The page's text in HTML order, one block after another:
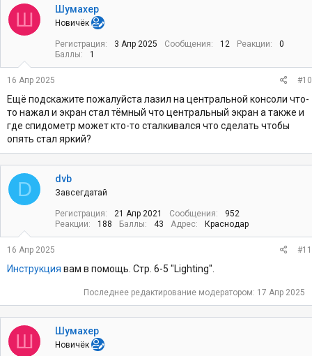
Ш Шумахер
Новичёк
Регистрация 3 Апр 2025 Сообщения 12 Реакции
0
Баллы
1
16 Апр 2025 #10
Ещё подскажите пожалуйста лазил на центральной консоли что-
то нажал и экран стал тёмный что центральный экран а также и
где спидометр может кто-то сталкивался что сделать чтобы
опять стал яркий?
D dvb
Завсегдатай
Регистрация 21 Апр 2021 Сообщения
952
Реакции
188 Баллы 43 Адрес Краснодар
16 Апр 2025 #11
Инструкция вам в помощь. Стр. 6-5 "Lighting".
Последнее редактирование модератором: 17 Апр 2025
Ш Шумахер
Новичёк